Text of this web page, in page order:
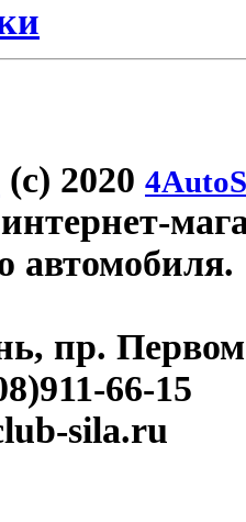
(c) 2020
автомобиля.
пр.
66-15
sila.ru